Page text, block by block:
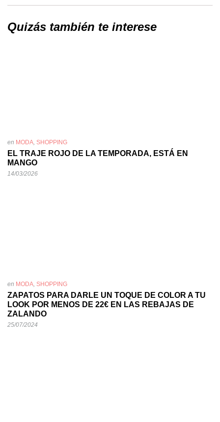
Quizás también te interese
en MODA, SHOPPING
EL TRAJE ROJO DE LA TEMPORADA, ESTÁ EN
MANGO
14/03/2026
en MODA, SHOPPING
ZAPATOS PARA DARLE UN TOQUE DE COLOR A TU
LOOK POR MENOS DE 22€ EN LAS REBAJAS DE
ZALANDO
25/07/2024